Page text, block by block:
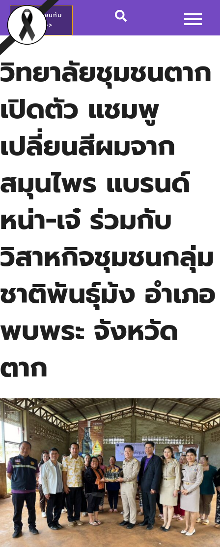
สมัครเรียนกับ
วชช.>>
วิทยาลัยชุมชนตาก
เปิดตัว แชมพู
เปลี่ยนสีผมจาก
สมุนไพร แบรนด์
หน่า-เจ๋ ร่วมกับ
วิสาหกิจชุมชนกลุ่ม
ชาติพันธุ์ม้ง อำเภอ
พบพระ จังหวัด
ตาก